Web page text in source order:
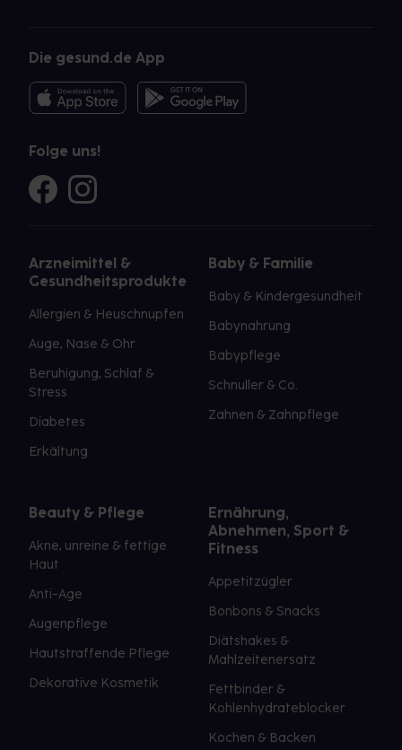
Die gesund.de App
Folge uns!
Arzneimittel &
Gesundheitsprodukte
Allergien & Heuschnupfen
Auge, Nase & Ohr
Beruhigung, Schlaf &
Stress
Diabetes
Erkältung
Baby & Familie
Baby & Kindergesundheit
Babynahrung
Babypflege
Schnuller & Co.
Zahnen & Zahnpflege
Beauty & Pflege
Akne, unreine & fettige
Haut
Anti-Age
Augenpflege
Hautstraffende Pflege
Dekorative Kosmetik
Ernährung,
Abnehmen, Sport &
Fitness
Appetitzügler
Bonbons & Snacks
Diätshakes &
Mahlzeitenersatz
Fettbinder &
Kohlenhydrateblocker
Kochen & Backen